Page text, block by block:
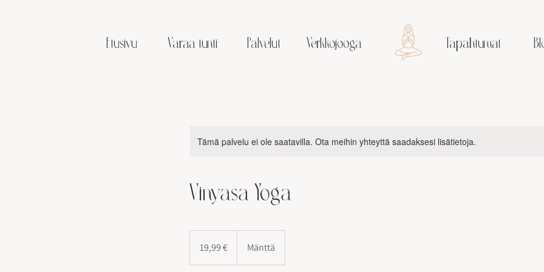
Etusivu Varaa tunti Palvelut Verkkojooga Tapahtumat
Tämä palvelu ei ole saatavilla. Ota meihin yhteyttä saadaksesi lisätietoja.
Vinyasa Yoga
19,99 € Mänttä